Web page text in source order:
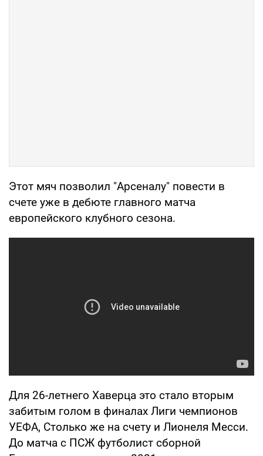
Этот мяч позволил "Арсеналу" повести в
счете уже в дебюте главного матча
европейского клубного сезона.
Для 26-летнего Хаверца это стало вторым
забитым голом в финалах Лиги чемпионов
УЕФА, Столько же на счету и Лионеля Месси.
До матча с ПСЖ футболист сборной